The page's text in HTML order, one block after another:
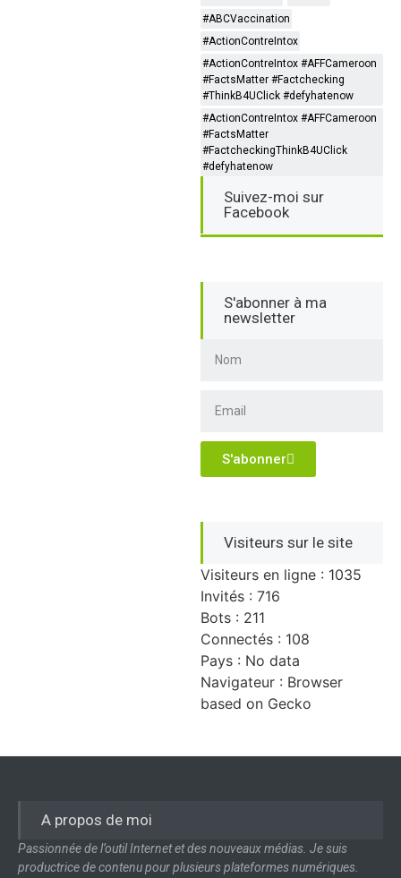
#ABCVaccination
#ActionContreIntox
#ActionContreIntox #AFFCameroon
#FactsMatter #Factchecking
#ThinkB4UClick #defyhatenow
#ActionContreIntox #AFFCameroon
#FactsMatter
#FactcheckingThinkB4UClick
#defyhatenow
Suivez-moi sur
Facebook
S'abonner à ma
newsletter
S'abonner
Visiteurs sur le site
Visiteurs en ligne : 1035
Invités : 716
Bots : 211
Connectés : 108
Pays : No data
Navigateur : Browser
based on Gecko
A propos de moi
Passionnée de l’outil Internet et des nouveaux médias. Je suis
productrice de contenu pour plusieurs plateformes numériques.